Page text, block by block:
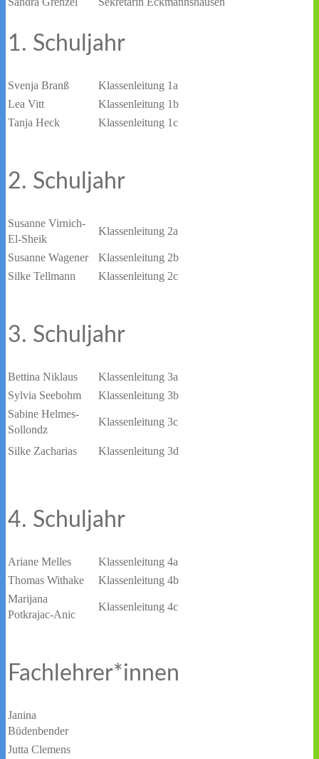
1. Schuljahr
Svenja Branß
Klassenleitung 1a
Lea Vitt
Klassenleitung 1b
Tanja Heck
Klassenleitung 1c
2. Schuljahr
Susanne Virnich-
El-Sheik
Klassenleitung 2a
Susanne Wagener
Klassenleitung 2b
Silke Tellmann
Klassenleitung 2c
3. Schuljahr
Bettina Niklaus
Klassenleitung 3a
Sylvia Seebohm
Klassenleitung 3b
Sabine Helmes-
Sollondz
Klassenleitung 3c
Silke Zacharias Klassenleitung 3d
4. Schuljahr
Ariane Melles
Klassenleitung 4a
Thomas Withake
Klassenleitung 4b
Marijana
Potkrajac-Anic
Klassenleitung 4c
Fachlehrer*innen
Janina
Büdenbender
Jutta Clemens